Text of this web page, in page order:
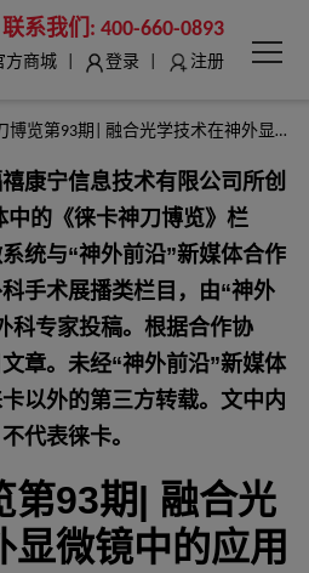
联系我们: 400-660-0893
方商城 登录 注册
览第93期| 融合光学技术在神外显微镜中的应用
康宁信息技术有限公司所创
中的《徕卡神刀博览》栏
统与“神外前沿”新媒体合作
手术展播类栏目，由“神外
科专家投稿。根据合作协
章。未经“神外前沿”新媒体
以外的第三方转载。文中内
代表徕卡。
第93期| 融合光
显微镜中的应用